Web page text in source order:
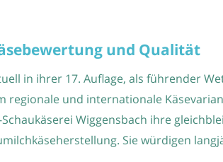
und Qualität
in ihrer 17. Auflage, als führender
regionale und internationale
Wiggensbach ihre
Sie würdigen